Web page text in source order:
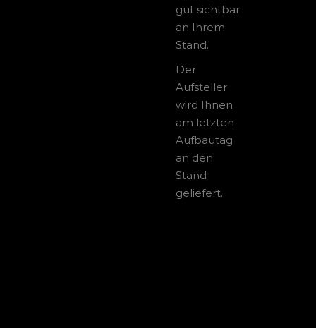
gut sichtbar
an Ihrem
Stand.
Der
Aufsteller
wird Ihnen
am letzten
Aufbautag
an den
Stand
geliefert.